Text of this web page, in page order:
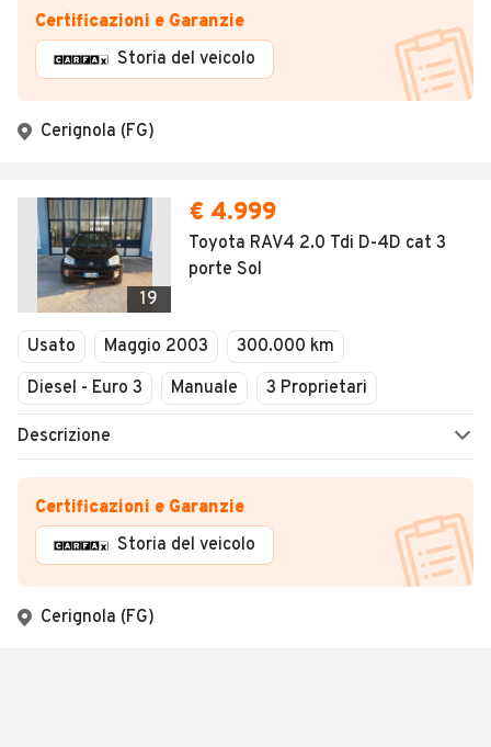
Certificazioni e Garanzie
Storia del veicolo
Cerignola (FG)
19
€ 4.999
Toyota RAV4 2.0 Tdi D-4D cat 3
porte Sol
Usato Maggio 2003
300.000 km
Diesel - Euro 3
Manuale 3 Proprietari
Descrizione
Certificazioni e Garanzie
Storia del veicolo
Cerignola (FG)